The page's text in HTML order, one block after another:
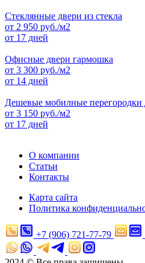
Стеклянные двери из стекла
от 2 950 руб./м2
от 17 дней
Офисные двери гармошка
от 3 300 руб./м2
от 14 дней
Дешевые мобилные перегородки
от 3 150 руб./м2
от 17 дней
О компании
Статьи
Контакты
Карта сайта
Политика
+7 (906) 721-77-79